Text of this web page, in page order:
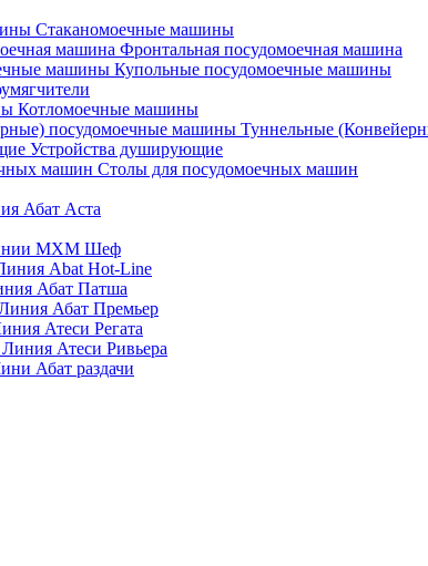
Стаканомоечные машины
Фронтальная посудомоечная машина
Купольные посудомоечные машины
Котломоечные машины
Туннельные
Устройства душирующие
Столы для посудомоечных машин
Абат Аста
МХМ Шеф
Abat Hot-Line
Абат Патша
Абат Премьер
Атеси Регата
Линия Атеси Ривьера
Абат раздачи